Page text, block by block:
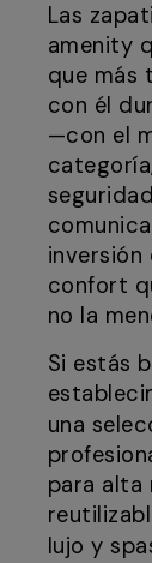
Las
amenity
que más
con él
—con el
inversión
confort
no la
Si estás
una
para alta
lujo y